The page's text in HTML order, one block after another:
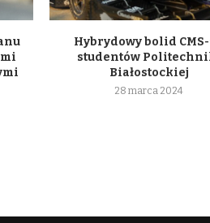
Hybrydowy bolid
studentów
Białostockiej
28 marca 2024